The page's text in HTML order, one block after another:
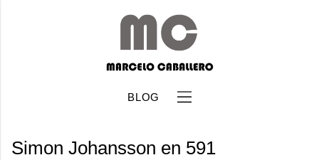
BLOG
Simon Johansson en 591